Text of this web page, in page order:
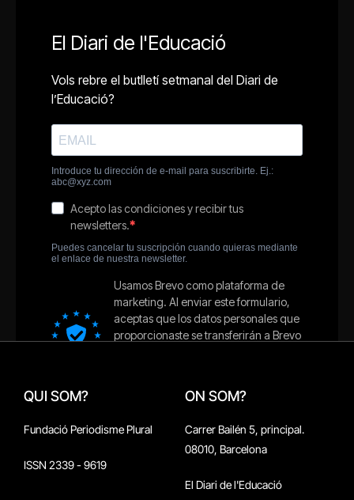
QUI SOM?
Fundació Periodisme Plural
ISSN 2339 - 9619
ON SOM?
Carrer Bailén 5, principal.
08010, Barcelona
El Diari de l'Educació